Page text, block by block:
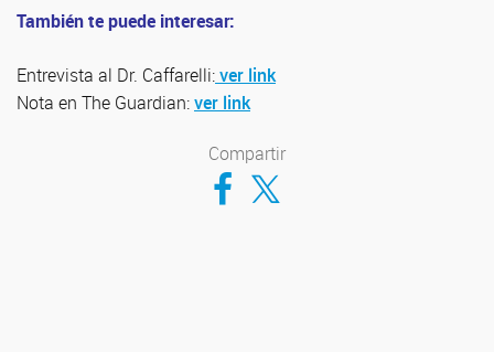
También te puede interesar:
Entrevista al Dr. Caffarelli:ver link
Nota en The Guardian:ver link
Compartir
Compartir en Facebook
Compartir en Twitter